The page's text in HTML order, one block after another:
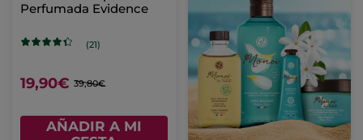
Perfumada Evidence
(21)
19,90€ 39,80€
AÑADIR A MI